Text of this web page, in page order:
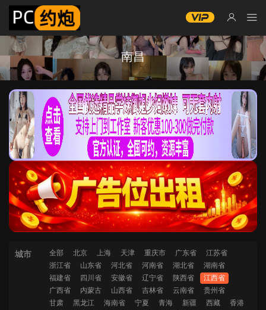
南昌
城市 全部 北京 上海 天津 重庆市 广东省
江苏省
浙江省
山东省 河北省 河南省 湖北省
湖南省
福建省
四川省 安徽省 辽宁省 陕西省
江西省
广西省
内蒙古 山西省 吉林省 云南省
贵州省
甘肃
黑龙江 海南省 宁夏 青海 新疆 西藏
香港